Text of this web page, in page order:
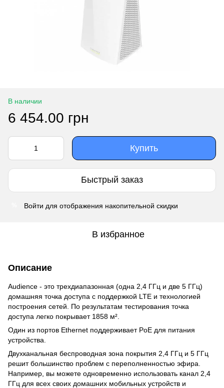
В наличии
6 454.00 грн
Купить
Быстрый заказ
Войти для отображения накопительной скидки
В избранное
Описание
Audience - это трехдиапазонная (одна 2,4 ГГц и две 5 ГГц)
домашняя точка доступа с поддержкой LTE и технологией
построения сетей. По результатам тестирования точка
доступа легко покрывает 1858 м².
Один из портов Ethernet поддерживает PoE для питания
устройства.
Двухканальная беспроводная зона покрытия 2,4 ГГц и 5 ГГц
решит большинство проблем с переполненностью эфира.
Например, вы можете одновременно использовать канал 2,4
ГГц для всех своих домашних мобильных устройств и